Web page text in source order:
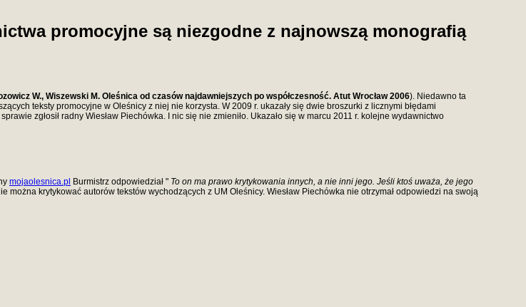
promocyjne są niezgodne z najnowszą monografią
W., Wiszewski M. Oleśnica od czasów najdawniejszych po współczesność. Atut Wrocław 2006). Niedawno ta
teksty promocyjne w Oleśnicy z niej nie korzysta. W 2009 r. ukazały się dwie broszurki z licznymi błędami
zgłosił radny Wiesław Piechówka. I nic się nie zmieniło. Ukazało się w marcu 2011 r. kolejne wydawnictwo
mojaolesnica.pl Burmistrz odpowiedział " To on ma prawo krytykowania innych, a nie inni jego. Jeśli ktoś uważa, że jego
można krytykować autorów tekstów wychodzących z UM Oleśnicy. Wiesław Piechówka nie otrzymał odpowiedzi na swoją